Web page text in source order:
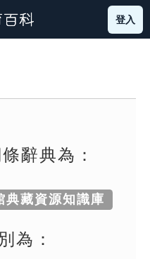
登入
辭典為：
典藏資源知識庫
為：